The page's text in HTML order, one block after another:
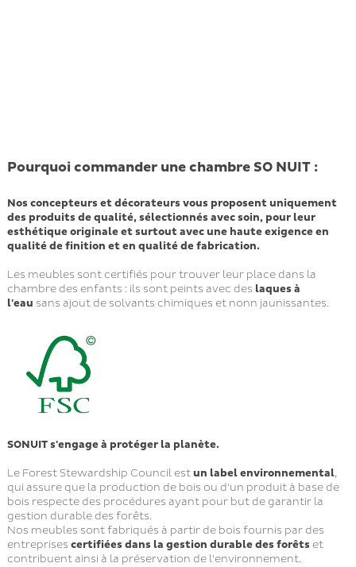
Pourquoi commander une chambre SO NUIT :
Nos concepteurs et décorateurs vous proposent uniquement
des produits de qualité, sélectionnés avec soin, pour leur
esthétique originale et surtout avec une haute exigence en
qualité de finition et en qualité de fabrication.
Les meubles sont certifiés pour trouver leur place dans la
chambre des enfants : ils sont peints avec des laques à
l'eau sans ajout de solvants chimiques et nonn jaunissantes.
SONUIT s'engage à protéger la planète.
Le Forest Stewardship Council estun label environnemental,
qui assure que la production de bois ou d'un produit à base de
bois respecte des procédures ayant pour but de garantir la
gestion durable des forêts.
Nos meubles sont fabriqués à partir de bois fournis par des
entreprises certifiées dans la gestion durable des forêtset
contribuent ainsi à la préservation de l'environnement.